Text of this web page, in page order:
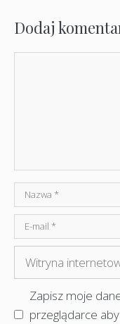
Dodaj
Nazwa
mail
internetowa
Zapisz moje
przeglądarce